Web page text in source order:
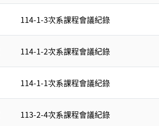
114-1-3次系課程會議紀錄
114-1-2次系課程會議紀錄
114-1-1次系課程會議紀錄
113-2-4次系課程會議紀錄